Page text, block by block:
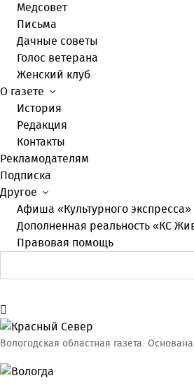
Медсовет
Письма
Дачные советы
Голос ветерана
Женский клуб
О газете
История
Редакция
Контакты
Рекламодателям
Подписка
Другое
Афиша «Культурного экспресса»
Дополненная реальность «КС
Правовая помощь
Вологодская областная газета. Основана